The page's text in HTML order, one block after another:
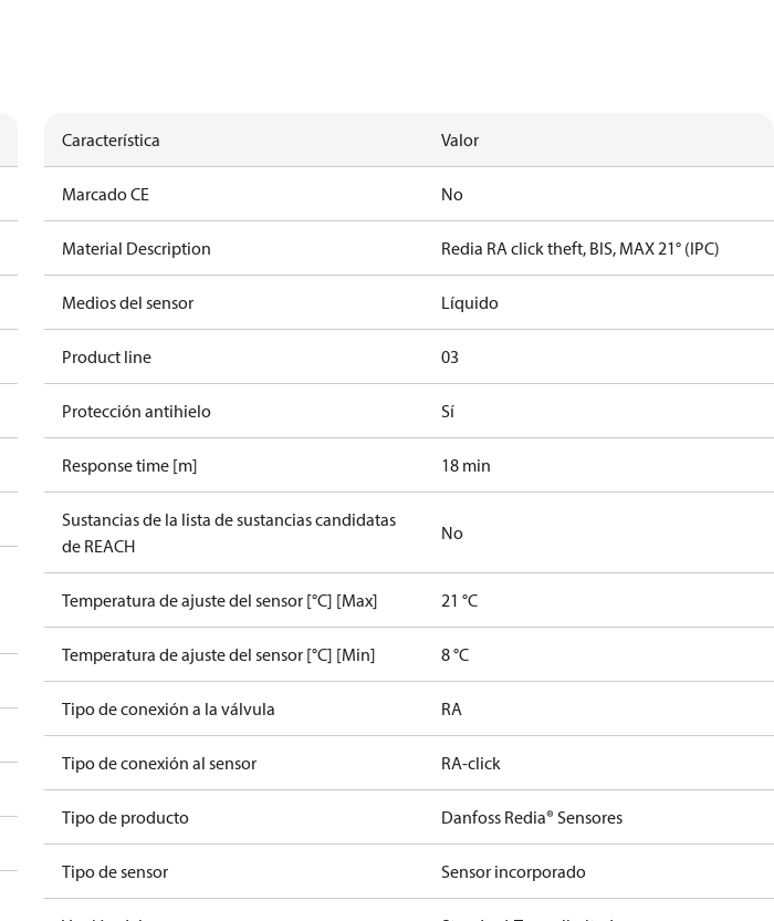
Característica Valor
Marcado CE No
Material Description Redia RA click theft, BIS, MAX 21° (IPC)
Medios del sensor Líquido
Product line 03
Protección antihielo Sí
Response time [m] 18 min
Sustancias de la lista de sustancias candidatas
de REACH
No
Temperatura de ajuste del sensor [°C] [Max] 21 °C
Temperatura de ajuste del sensor [°C] [Min] 8 °C
Tipo de conexión a la válvula RA
Tipo de conexión al sensor RA-click
Tipo de producto Danfoss Redia® Sensores
Tipo de sensor Sensor incorporado